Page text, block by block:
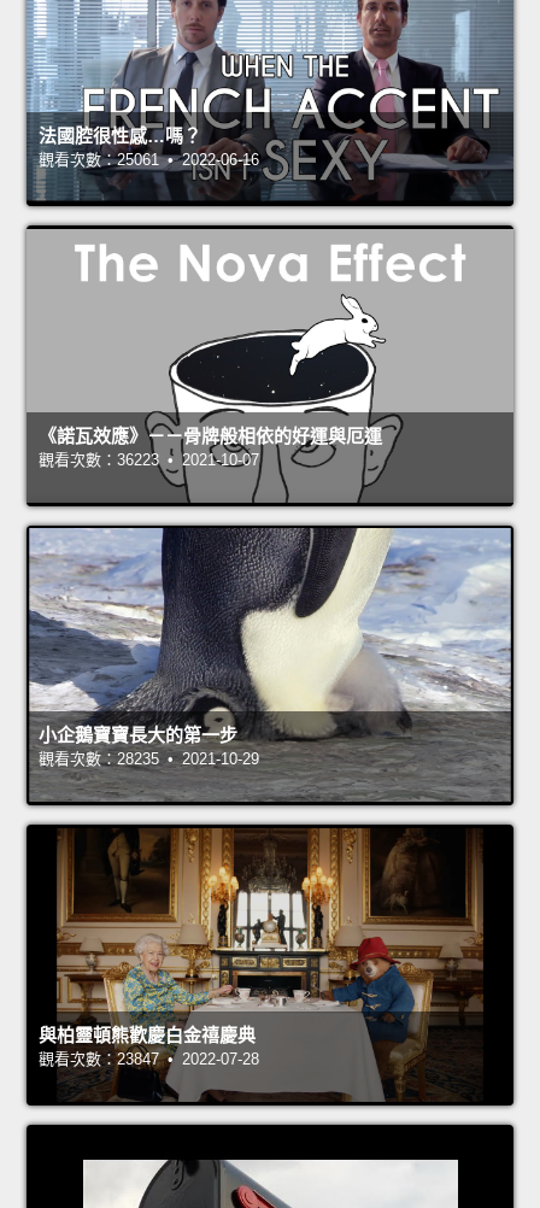
法國腔很性感…嗎？
觀看次數：25061 • 2022-06-16
《諾瓦效應》－－骨牌般相依的好運與厄運
觀看次數：36223 • 2021-10-07
小企鵝寶寶長大的第一步
觀看次數：28235 • 2021-10-29
與柏靈頓熊歡慶白金禧慶典
觀看次數：23847 • 2022-07-28